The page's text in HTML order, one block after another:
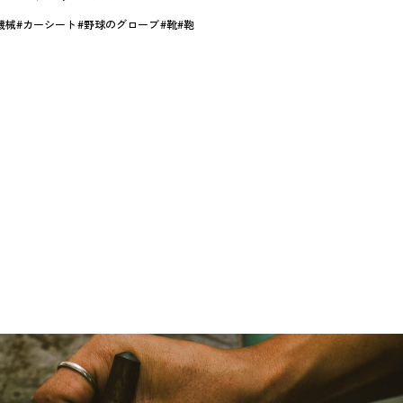
械 カーシート 野球のグローブ 靴 鞄